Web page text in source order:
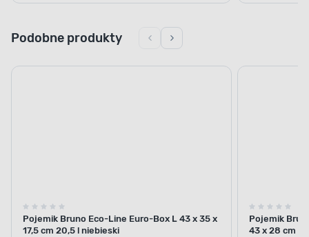
Podobne produkty
Pojemik Bruno Eco-Line Euro-Box L 43 x 35 x
17,5 cm 20,5 l niebieski
Pojemik
43 x 28 cm